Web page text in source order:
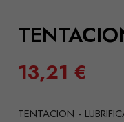
13,21 €
TENTACION -